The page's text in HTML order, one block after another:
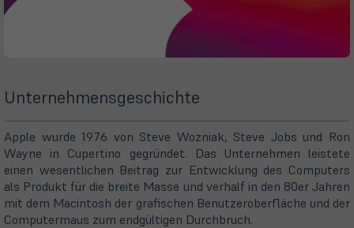
Unternehmensgeschichte
Apple wurde 1976 von Steve Wozniak, Steve Jobs und Ron
Wayne in Cupertino gegründet. Das Unternehmen leistete
einen wesentlichen Beitrag zur Entwicklung des Computers
als Produkt für die breite Masse und verhalf in den 80er Jahren
mit dem Macintosh der grafischen Benutzeroberfläche und der
Computermaus zum endgültigen Durchbruch.